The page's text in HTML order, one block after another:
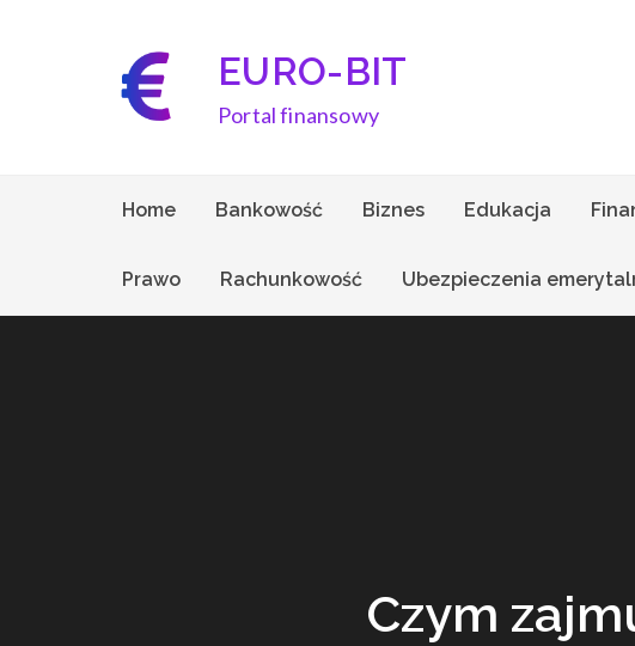
EURO-BIT
Portal finansowy
Home Bankowość Biznes Edukacja
Prawo Rachunkowość Ubezpieczenia
Czym